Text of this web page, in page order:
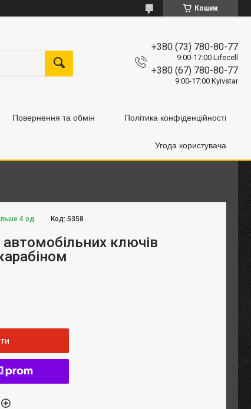
Кошик
+380 (73) 780-80-77
9:00-17:00 Lifecell
+380 (67) 780-80-77
9:00-17:00 Kyivstar
Повернення та обмін Політика конфіденційності
Угода користувача
4 од. Код:5358
ключів